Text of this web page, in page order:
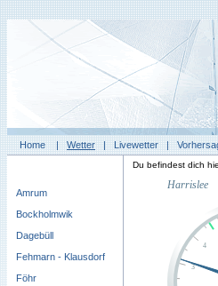
Home|Wetter|Livewetter|
Amrum
Bockholmwik
Dagebüll
Fehmarn - Klausdorf
Föhr
Du befindest dich